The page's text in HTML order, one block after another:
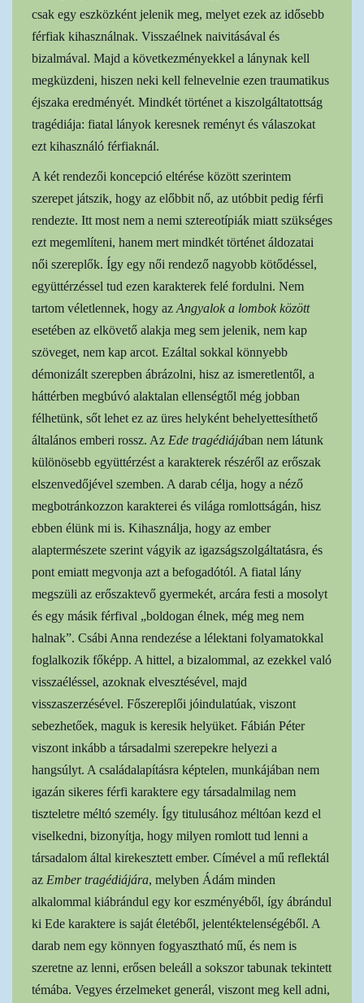
csak egy eszközként jelenik meg, melyet ezek az idősebb
férfiak kihasználnak. Visszaélnek naivitásával és
bizalmával. Majd a következményekkel a lánynak kell
megküzdeni, hiszen neki kell felnevelnie ezen traumatikus
éjszaka eredményét. Mindkét történet a kiszolgáltatottság
tragédiája: fiatal lányok keresnek reményt és válaszokat
ezt kihasználó férfiaknál.
A két rendezői koncepció eltérése között szerintem
szerepet játszik, hogy az előbbit nő, az utóbbit pedig férfi
rendezte. Itt most nem a nemi sztereotípiák miatt szükséges
ezt megemlíteni, hanem mert mindkét történet áldozatai
női szereplők. Így egy női rendező nagyobb kötődéssel,
együttérzéssel tud ezen karakterek felé fordulni. Nem
tartom véletlennek, hogy az Angyalok a lombok között
esetében az elkövető alakja meg sem jelenik, nem kap
szöveget, nem kap arcot. Ezáltal sokkal könnyebb
démonizált szerepben ábrázolni, hisz az ismeretlentől, a
háttérben megbúvó alaktalan ellenségtől még jobban
félhetünk, sőt lehet ez az üres helyként behelyettesíthető
általános emberi rossz. Az Ede tragédiájában nem látunk
különösebb együttérzést a karakterek részéről az erőszak
elszenvedőjével szemben. A darab célja, hogy a néző
megbotránkozzon karakterei és világa romlottságán, hisz
ebben élünk mi is. Kihasználja, hogy az ember
alaptermészete szerint vágyik az igazságszolgáltatásra, és
pont emiatt megvonja azt a befogadótól. A fiatal lány
megszüli az erőszaktevő gyermekét, arcára festi a mosolyt
és egy másik férfival „boldogan élnek, még meg nem
halnak”. Csábi Anna rendezése a lélektani folyamatokkal
foglalkozik főképp. A hittel, a bizalommal, az ezekkel való
visszaéléssel, azoknak elvesztésével, majd
visszaszerzésével. Főszereplői jóindulatúak, viszont
sebezhetőek, maguk is keresik helyüket. Fábián Péter
viszont inkább a társadalmi szerepekre helyezi a
hangsúlyt. A családalapításra képtelen, munkájában nem
igazán sikeres férfi karaktere egy társadalmilag nem
tiszteletre méltó személy. Így titulusához méltóan kezd el
viselkedni, bizonyítja, hogy milyen romlott tud lenni a
társadalom által kirekesztett ember. Címével a mű reflektál
az Ember tragédiájára, melyben Ádám minden
alkalommal kiábrándul egy kor eszményéből, így ábrándul
ki Ede karaktere is saját életéből, jelentéktelenségéből. A
darab nem egy könnyen fogyasztható mű, és nem is
szeretne az lenni, erősen beleáll a sokszor tabunak tekintett
témába. Vegyes érzelmeket generál, viszont meg kell adni,